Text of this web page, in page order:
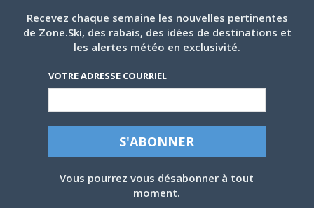
MONT STE-ANNE, ENFIN D’LA NEIGE ! 31
DÉCEMBRE 2019.
Dany Martel - 31 Décembre 2019
Recevez chaque semaine les nouvelles pertinentes
de Zone.Ski, des rabais, des idées de destinations et
les alertes météo en exclusivité.
VOTRE ADRESSE COURRIEL
Vous pourrez vous désabonner à tout
moment.